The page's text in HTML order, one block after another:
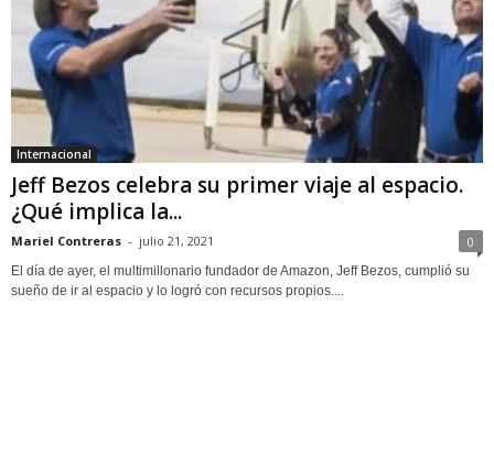
Internacional
Jeff Bezos celebra su primer viaje al espacio.
¿Qué implica la...
Mariel Contreras - julio 21, 2021 0
El día de ayer, el multimillonario fundador de Amazon, Jeff Bezos, cumplió su
sueño de ir al espacio y lo logró con recursos propios....